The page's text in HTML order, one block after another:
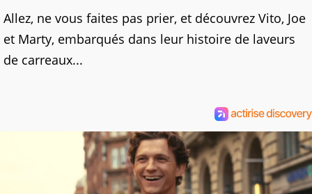
Allez, ne vous faites pas prier, et découvrez Vito, Joe
et Marty, embarqués dans leur histoire de laveurs
de carreaux...